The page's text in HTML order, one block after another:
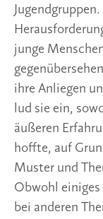
junge
ihre Anliegen
lud sie ein,
äußeren
hoffte, auf
Muster und
Obwohl einiges
bei anderen